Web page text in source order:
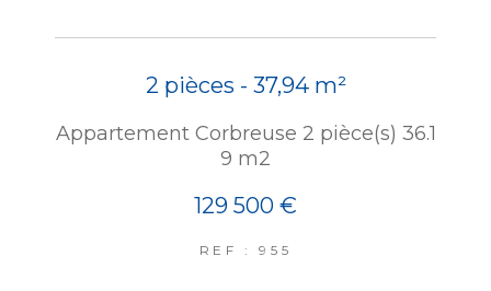
2 pièces - 37,94 m²
Appartement Corbreuse 2 pièce(s) 36.1
9 m2
129 500 €
REF : 955